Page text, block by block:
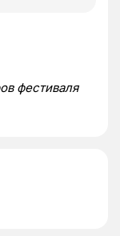
фестиваля